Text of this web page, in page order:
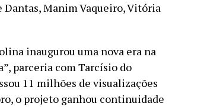
Manim Vaqueiro, Vitória
inaugurou uma nova era na
parceria com Tarcísio do
11 milhões de visualizações
o projeto ganhou continuidade